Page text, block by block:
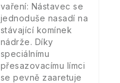
vaření: Nástavec se
jednoduše nasadí na
stávající komínek
nádrže. Díky
speciálnímu
přesazovacímu límci
se pevně zaaretuje